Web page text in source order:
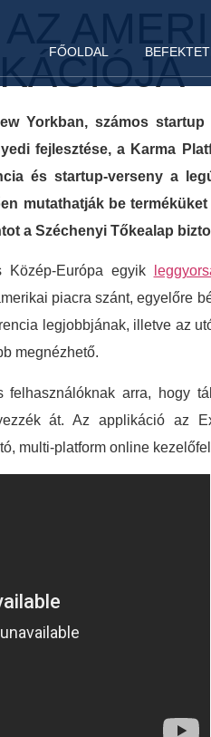
FŐOLDAL
Yorkban, számos
fejlesztése, a Karma
és startup-verseny a
mutathatják be
a Széchenyi Tőkealap
Európa egyik
piacra szánt, egyelőre
legjobbjának, illetve az
megnézhető.
arra, hogy
át. Az applikáció az
multi-platform online